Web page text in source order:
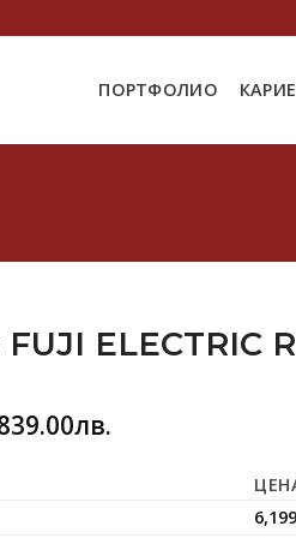
ПОРТФОЛИО
ELECTRIC
лв.